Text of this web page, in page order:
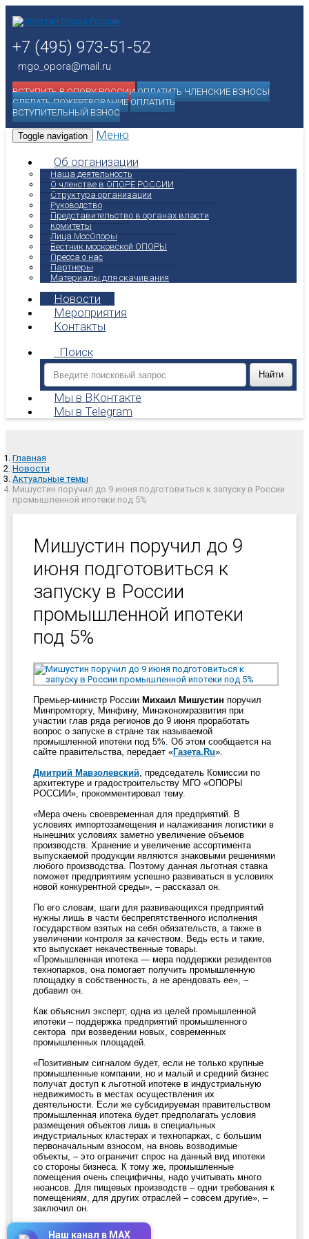
+7 (495) 973-51-52
mgo_opora@mail.ru
ВСТУПИТЬ В ОПОРУ РОССИИ ОПЛАТИТЬ ЧЛЕНСКИЕ ВЗНОСЫ
СДЕЛАТЬ ПОЖЕРТВОВАНИЕ ОПЛАТИТЬ
ВСТУПИТЕЛЬНЫЙ ВЗНОС
Toggle navigation
Меню
Об организации
Наша деятельность
О членстве в ОПОРЕ РОССИИ
Структура организации
Руководство
Представительство в органах власти
Комитеты
Лица МосОпоры
Вестник московской ОПОРЫ
Пресса о нас
Партнеры
Материалы для скачивания
Новости
Мероприятия
Контакты
Поиск
Мы в ВКонтакте
Мы в Telegram
Главная
Новости
Актуальные темы
Мишустин поручил до 9 июня подготовиться к запуску в России
промышленной ипотеки под 5%
Мишустин поручил до 9
июня подготовиться к
запуску в России
промышленной ипотеки
под 5%
Премьер-министр России Михаил Мишустин поручил
Минпромторгу, Минфину, Минэкономразвития при
участии глав ряда регионов до 9 июня проработать
вопрос о запуске в стране так называемой
промышленной ипотеки под 5%. Об этом сообщается на
сайте правительства, передает «Газета.Ru».
Дмитрий Мавзолевский, председатель Комиссии по
архитектуре и градостроительству МГО «ОПОРЫ
РОССИИ», прокомментировал тему.
«Мера очень своевременная для предприятий. В
условиях импортозамещения и налаживания логистики в
нынешних условиях заметно увеличение объемов
производств. Хранение и увеличение ассортимента
выпускаемой продукции являются знаковыми решениями
любого производства. Поэтому данная льготная ставка
поможет предприятиям успешно развиваться в условиях
новой конкурентной среды», – рассказал он.
По его словам, шаги для развивающихся предприятий
нужны лишь в части беспрепятственного исполнения
государством взятых на себя обязательств, а также в
увеличении контроля за качеством. Ведь есть и такие,
кто выпускает некачественные товары.
«Промышленная ипотека — мера поддержки резидентов
технопарков, она помогает получить промышленную
площадку в собственность, а не арендовать ее», –
добавил он.
Как объяснил эксперт, одна из целей промышленной
ипотеки – поддержка предприятий промышленного
сектора при возведении новых, современных
промышленных площадей.
«Позитивным сигналом будет, если не только крупные
промышленные компании, но и малый и средний бизнес
получат доступ к льготной ипотеке в индустриальную
недвижимость в местах осуществления их
деятельности. Если же субсидируемая правительством
промышленная ипотека будет предполагать условия
размещения объектов лишь в специальных
индустриальных кластерах и технопарках, с большим
первоначальным взносом, на вновь возводимые
объекты, – это ограничит спрос на данный вид ипотеки
со стороны бизнеса. К тому же, промышленные
помещения очень специфичны, надо учитывать много
нюансов. Для пищевых производств – одни требования к
помещениям, для других отраслей – совсем другие», –
заключил он.
Наш канал в MAX